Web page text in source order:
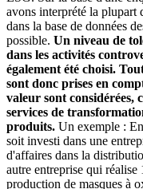
avons interprété la plupart
dans la base de données
possible. Un niveau de
dans les activités
également été choisi.
sont donc prises en
valeur sont considérées,
services de
produits. Un exemple :
soit investi dans une
d'affaires dans la
autre entreprise qui
production de masques à